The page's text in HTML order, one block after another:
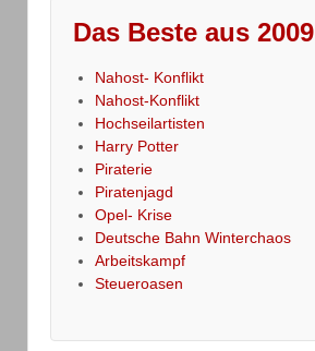
Das Beste aus 2009
Nahost- Konflikt
Nahost-Konflikt
Hochseilartisten
Harry Potter
Piraterie
Piratenjagd
Opel- Krise
Deutsche Bahn Winterchaos
Arbeitskampf
Steueroasen